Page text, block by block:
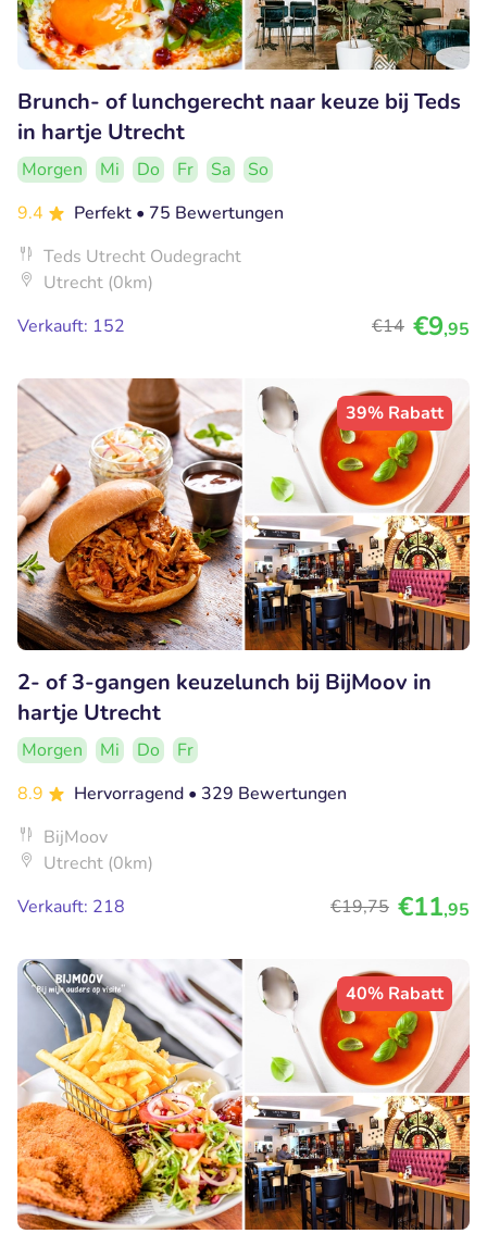
Brunch- of lunchgerecht naar keuze bij Teds
in hartje Utrecht
Morgen Mi Do Fr Sa
So
9.4
Perfekt • 75 Bewertungen
Teds Utrecht Oudegracht
Utrecht (0km)
Verkauft: 152
€14 €9,95
39% Rabatt
2- of 3-gangen keuzelunch bij BijMoov in
hartje Utrecht
Morgen Mi Do
Fr
8.9
Hervorragend • 329 Bewertungen
BijMoov
Utrecht (0km)
Verkauft: 218
€19,75 €11,95
40% Rabatt